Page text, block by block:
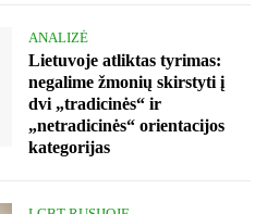
ANALIZĖ
Lietuvoje atliktas tyrimas:
negalime žmonių skirstyti į
dvi „tradicinės“ ir
„netradicinės“ orientacijos
kategorijas